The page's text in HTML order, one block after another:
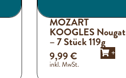
MOZART
KOOGLES Nougat
– 7 Stück 119g
+
9,99€
inkl. MwSt.